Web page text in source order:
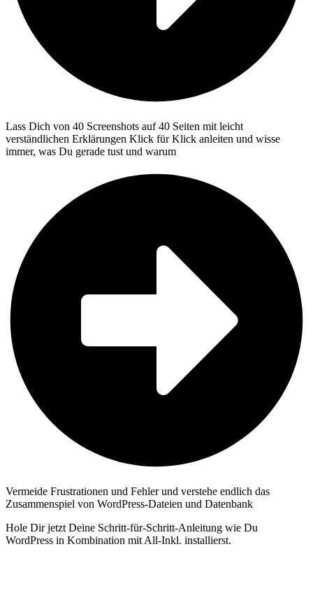
Lass Dich von 40 Screenshots auf 40 Seiten mit leicht
verständlichen Erklärungen Klick für Klick anleiten und wisse
immer, was Du gerade tust und warum
Vermeide Frustrationen und Fehler und verstehe endlich das
Zusammenspiel von WordPress-Dateien und Datenbank
Hole Dir jetzt Deine Schritt-für-Schritt-Anleitung wie Du
WordPress in Kombination mit All-Inkl. installierst.